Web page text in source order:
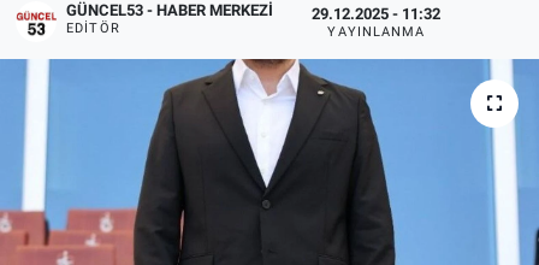
GÜNCEL53 - HABER MERKEZI
EDITÖR
29.12.2025 - 11:32
YAYINLANMA